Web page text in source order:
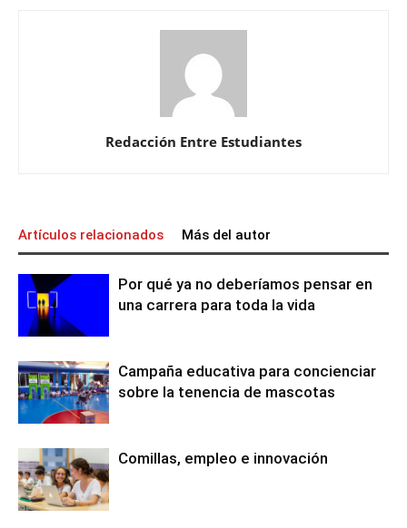
Redacción Entre Estudiantes
Artículos relacionados Más del autor
Por qué ya no deberíamos pensar en
una carrera para toda la vida
Campaña educativa para concienciar
sobre la tenencia de mascotas
Comillas, empleo e innovación